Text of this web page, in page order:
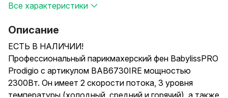
Все характеристики
Описание
ЕСТЬ В НАЛИЧИИ!
Профессиональный парикмахерский фен BabylissPRO
Prodigio с артикулом BAB6730IRE мощностью
2300Вт. Он имеет 2 скорости потока, 3 уровня
температуры (холодный, средний и горячий), а также